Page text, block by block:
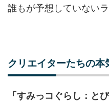
誰もが予想していない
クリエイターたちの
「すみっコぐらし：と